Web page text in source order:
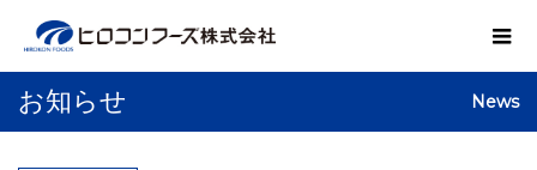
お知らせ News